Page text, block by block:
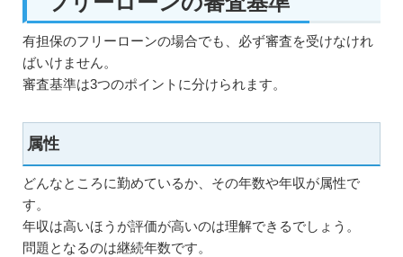
有担保のフリーローンの場合でも、必ず審査を受けなけれ
ばいけません。
審査基準は3つのポイントに分けられます。
属性
どんなところに勤めているか、その年数や年収が属性で
す。
年収は高いほうが評価が高いのは理解できるでしょう。
問題となるのは継続年数です。